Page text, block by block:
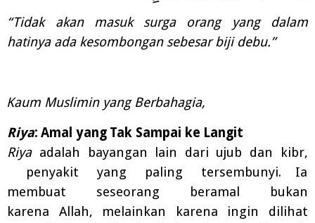
“Tidak akan masuk surga orang yang dalam
hatinya ada kesombongan sebesar biji debu.”
Kaum Muslimin yang Berbahagia,
Riya: Amal yang Tak Sampai ke Langit
Riya adalah bayangan lain dari ujub dan
kibr,
penyakit
yang paling
tersembunyi. Ia
membuat seseorang beramal bukan
karena
Allah, melainkan karena ingin dilihat